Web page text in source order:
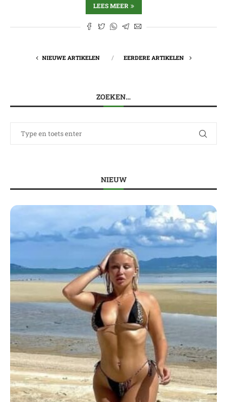
LEES MEER
NIEUWE ARTIKELEN EERDERE ARTIKELEN
ZOEKEN…
NIEUW